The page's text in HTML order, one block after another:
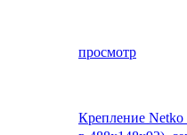
просмотр
Крепление Netko